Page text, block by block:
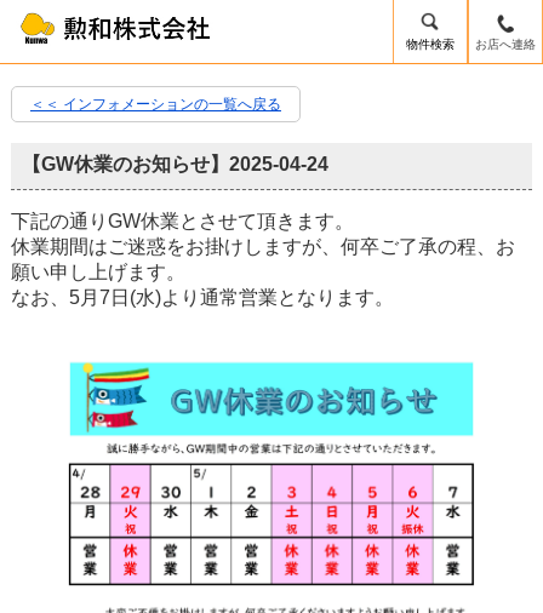
物件検索 お店へ連絡
＜＜ インフォメーションの一覧へ戻る
【GW休業のお知らせ】 2025-04-24
下記の通りGW休業とさせて頂きます。
休業期間はご迷惑をお掛けしますが、何卒ご了承の程、お
願い申し上げます。
なお、5月7日(水)より通常営業となります。